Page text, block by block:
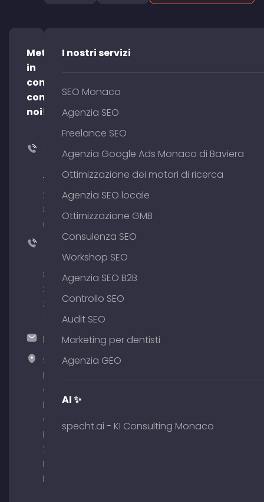
Mettetevi
in
contatto
con
noi!
+49
176
204
801
64
+49
89
380
375
hallo@timospecht.de
Specht
Marketing
GmbH –
Palais am
Obelisk
Briennerstr.
29 80333
Monaco di
Baviera
I nostri servizi
SEO Monaco
Agenzia SEO
Freelance SEO
Agenzia Google Ads Monaco di Baviera
Ottimizzazione dei motori di ricerca
Agenzia SEO locale
Ottimizzazione GMB
Consulenza SEO
Workshop SEO
Agenzia SEO B2B
Controllo SEO
Audit SEO
Marketing per dentisti
Agenzia GEO
AI ✨
specht.ai - KI Consulting Monaco